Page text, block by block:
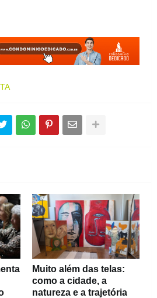
Muito além das telas:
como a cidade, a
natureza e a trajetória